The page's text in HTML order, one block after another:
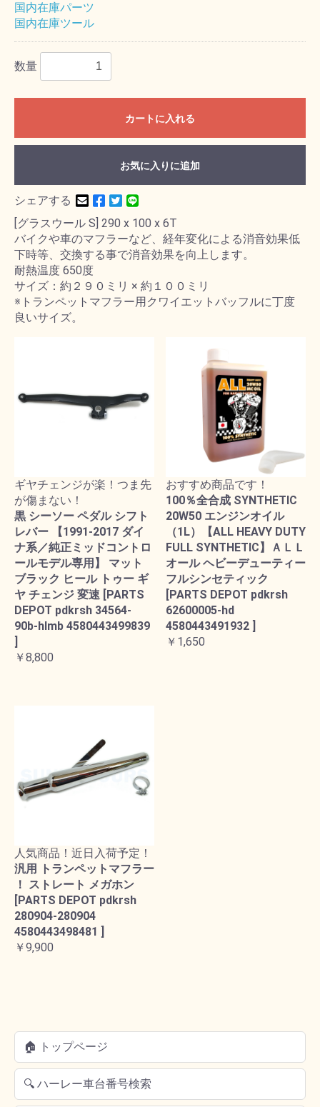
国内在庫パーツ
国内在庫ツール
数量
カートに入れる
お気に入りに追加
シェアする
[グラスウール S] 290 x 100 x 6T
バイクや車のマフラーなど、経年変化による消音効果低
下時等、交換する事で消音効果を向上します。
耐熱温度 650度
サイズ：約２９０ミリ × 約１００ミリ
※トランペットマフラー用クワイエットバッフルに丁度
良いサイズ。
ギヤチェンジが楽！つま先
が傷まない！
黒 シーソー ペダル シフト
レバー 【1991-2017 ダイ
ナ系／純正ミッドコントロ
ールモデル専用】 マット
ブラック ヒール トゥー ギ
ヤ チェンジ 変速 [PARTS
DEPOT pdkrsh 34564-
90b-hlmb 4580443499839
]
￥8,800
おすすめ商品です！
100％全合成 SYNTHETIC
20W50 エンジンオイル
（1L）【ALL HEAVY DUTY
FULL SYNTHETIC】ＡＬＬ
オール ヘビーデューティー
フルシンセティック
[PARTS DEPOT pdkrsh
62600005-hd
4580443491932 ]
￥1,650
人気商品！近日入荷予定！
汎用 トランペットマフラー
！ ストレート メガホン
[PARTS DEPOT pdkrsh
280904-280904
4580443498481 ]
￥9,900
🏠 トップページ
🔍 ハーレー車台番号検索